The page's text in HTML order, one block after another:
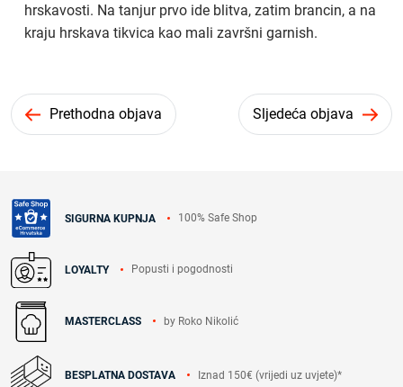
hrskavosti. Na tanjur prvo ide blitva, zatim brancin, a na
kraju hrskava tikvica kao mali završni garnish.
Prethodna objava Sljedeća objava
SIGURNA KUPNJA 100% Safe Shop
LOYALTY Popusti i pogodnosti
MASTERCLASS by Roko Nikolić
BESPLATNA DOSTAVA Iznad 150€ (vrijedi uz uvjete)*